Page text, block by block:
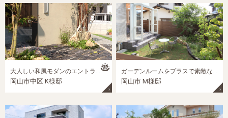
大人しい和風モダンのエントランスが素敵な外構
岡山市中区 K様邸 岡山市 M様邸